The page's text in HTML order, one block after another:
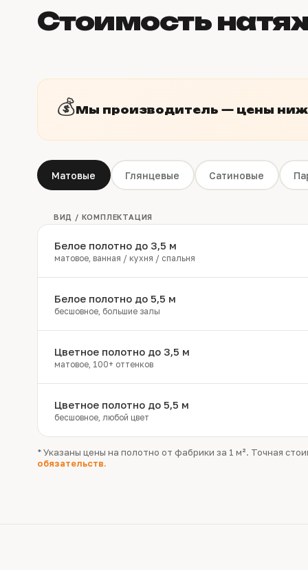
Стоимость
💰Мы производитель — цены
Матовые Глянцевые Сатиновые
ВИД / КОМПЛЕКТАЦИЯ
Белое полотно до 3,5 м
матовое, ванная / кухня / спальня
Белое полотно до 5,5 м
бесшовное, большие залы
Цветное полотно до 3,5 м
матовое, 100+ оттенков
Цветное полотно до 5,5 м
бесшовное, любой цвет
* Указаны цены на полотно от фабрики за 1 м². Точная
обязательств.